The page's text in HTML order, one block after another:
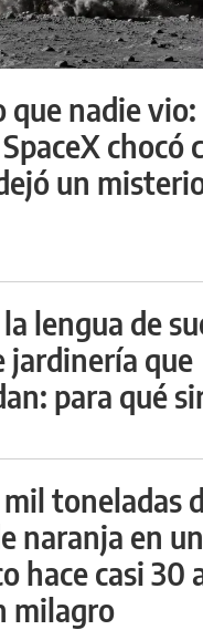
que nadie vio:
chocó
un
lengua de
jardinería que
para qué
toneladas
naranja en un
hace casi 30
milagro